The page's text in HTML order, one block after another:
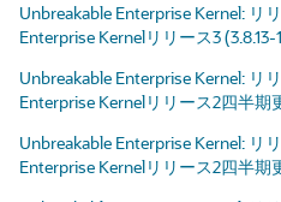
Unbreakable Enterprise Kernel: リ
Enterprise Kernelリリース3 (3.8.13-
Unbreakable Enterprise Kernel: リ
Enterprise Kernelリリース2四半期
Unbreakable Enterprise Kernel: リ
Enterprise Kernelリリース2四半期